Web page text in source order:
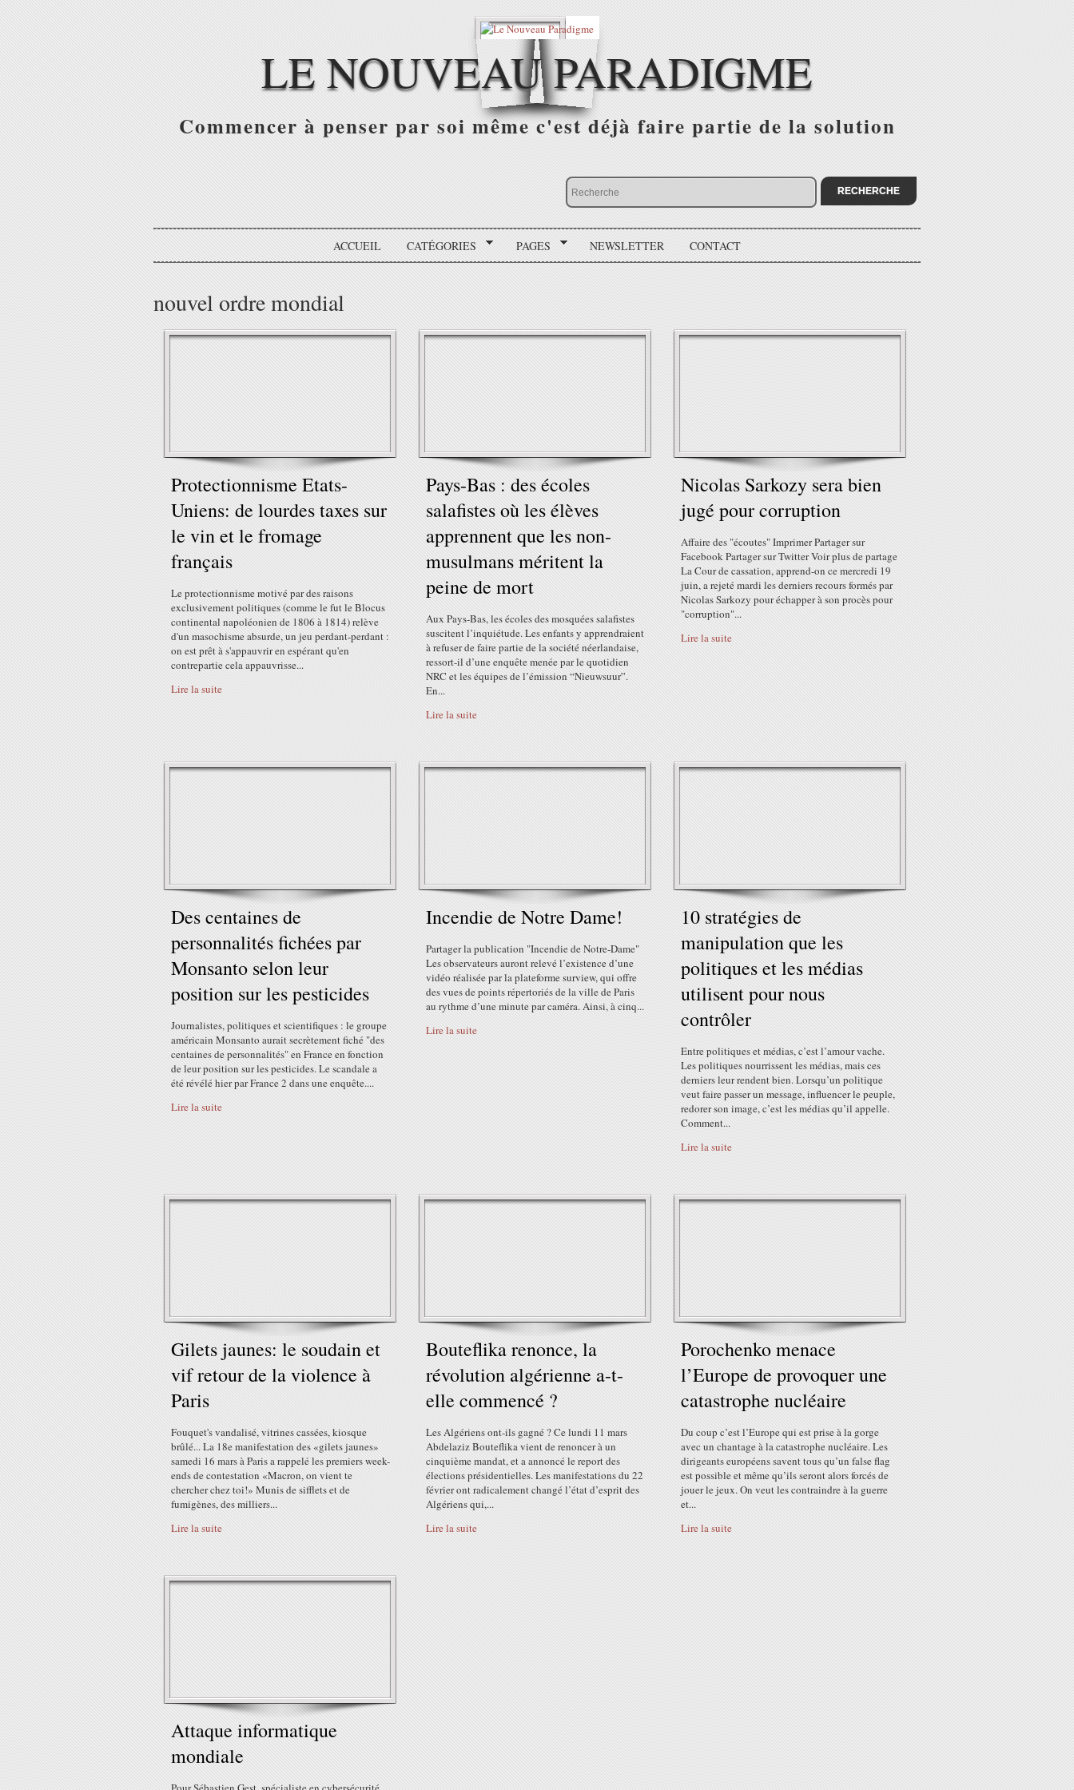
LE NOUVEAU PARADIGME
Commencer à penser par soi même c'est déjà faire partie de la solution
ACCUEIL CATÉGORIES PAGES NEWSLETTER CONTACT
nouvel ordre mondial
Protectionnisme Etats-
Uniens: de lourdes taxes sur
le vin et le fromage
français
Le protectionnisme motivé par des raisons
exclusivement politiques (comme le fut le Blocus
continental napoléonien de 1806 à 1814) relève
d'un masochisme absurde, un jeu perdant-perdant :
on est prêt à s'appauvrir en espérant qu'en
contrepartie cela appauvrisse...
Lire la suite
Pays-Bas : des écoles
salafistes où les élèves
apprennent que les non-
musulmans méritent la
peine de mort
Aux Pays-Bas, les écoles des mosquées salafistes
suscitent l’inquiétude. Les enfants y apprendraient
à refuser de faire partie de la société néerlandaise,
ressort-il d’une enquête menée par le quotidien
NRC et les équipes de l’émission “Nieuwsuur”.
En...
Lire la suite
Nicolas Sarkozy sera bien
jugé pour corruption
Affaire des "écoutes" Imprimer Partager sur
Facebook Partager sur Twitter Voir plus de partage
La Cour de cassation, apprend-on ce mercredi 19
juin, a rejeté mardi les derniers recours formés par
Nicolas Sarkozy pour échapper à son procès pour
"corruption"...
Lire la suite
Des centaines de
personnalités fichées par
Monsanto selon leur
position sur les pesticides
Journalistes, politiques et scientifiques : le groupe
américain Monsanto aurait secrètement fiché "des
centaines de personnalités" en France en fonction
de leur position sur les pesticides. Le scandale a
été révélé hier par France 2 dans une enquête....
Lire la suite
Incendie de Notre Dame!
Partager la publication "Incendie de Notre-Dame"
Les observateurs auront relevé l’existence d’une
vidéo réalisée par la plateforme surview, qui offre
des vues de points répertoriés de la ville de Paris
au rythme d’une minute par caméra. Ainsi, à cinq...
Lire la suite
10 stratégies de
manipulation que les
politiques et les médias
utilisent pour nous
contrôler
Entre politiques et médias, c’est l’amour vache.
Les politiques nourrissent les médias, mais ces
derniers leur rendent bien. Lorsqu’un politique
veut faire passer un message, influencer le peuple,
redorer son image, c’est les médias qu’il appelle.
Comment...
Lire la suite
Gilets jaunes: le soudain et
vif retour de la violence à
Paris
Fouquet's vandalisé, vitrines cassées, kiosque
brûlé... La 18e manifestation des «gilets jaunes»
samedi 16 mars à Paris a rappelé les premiers week-
ends de contestation «Macron, on vient te
chercher chez toi!» Munis de sifflets et de
fumigènes, des milliers...
Lire la suite
Bouteflika renonce, la
révolution algérienne a-t-
elle commencé ?
Les Algériens ont-ils gagné ? Ce lundi 11 mars
Abdelaziz Bouteflika vient de renoncer à un
cinquième mandat, et a annoncé le report des
élections présidentielles. Les manifestations du 22
février ont radicalement changé l’état d’esprit des
Algériens qui,...
Lire la suite
Porochenko menace
l’Europe de provoquer une
catastrophe nucléaire
Du coup c’est l’Europe qui est prise à la gorge
avec un chantage à la catastrophe nucléaire. Les
dirigeants européens savent tous qu’un false flag
est possible et même qu’ils seront alors forcés de
jouer le jeux. On veut les contraindre à la guerre
et...
Lire la suite
Attaque informatique
mondiale